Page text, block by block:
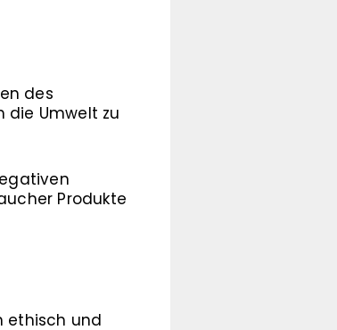
des
die Umwelt zu
Produkte
ethisch und